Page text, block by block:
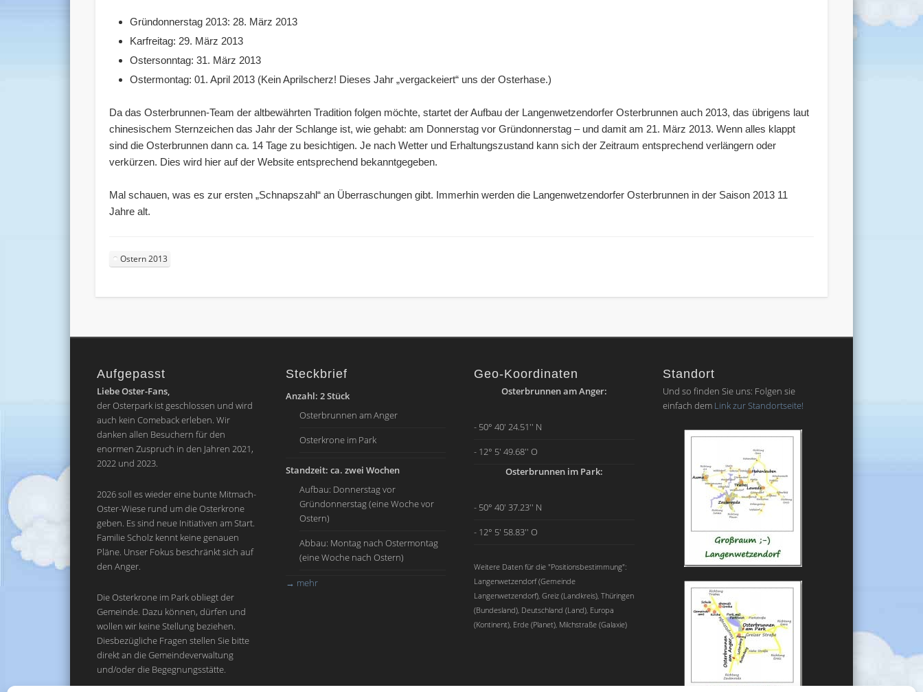
Gründonnerstag 2013: 28. März 2013
Karfreitag: 29. März 2013
Ostersonntag: 31. März 2013
Ostermontag: 01. April 2013 (Kein Aprilscherz! Dieses Jahr „vergackeiert“ uns der Osterhase.)
Da das Osterbrunnen-Team der altbewährten Tradition folgen möchte, startet der Aufbau der Langenwetzendorfer Osterbrunnen auch 2013, das übrigens laut
chinesischem Sternzeichen das Jahr der Schlange ist, wie gehabt: am Donnerstag vor Gründonnerstag – und damit am 21. März 2013. Wenn alles klappt
sind die Osterbrunnen dann ca. 14 Tage zu besichtigen. Je nach Wetter und Erhaltungszustand kann sich der Zeitraum entsprechend verlängern oder
verkürzen. Dies wird hier auf der Website entsprechend bekanntgegeben.
Mal schauen, was es zur ersten „Schnapszahl“ an Überraschungen gibt. Immerhin werden die Langenwetzendorfer Osterbrunnen in der Saison 2013 11
Jahre alt.
Ostern 2013
Aufgepasst
Liebe Oster-Fans,
der Osterpark ist geschlossen und wird
auch kein Comeback erleben. Wir
danken allen Besuchern für den
enormen Zuspruch in den Jahren 2021,
2022 und 2023.
2026 soll es wieder eine bunte Mitmach-
Oster-Wiese rund um die Osterkrone
geben. Es sind neue Initiativen am Start.
Familie Scholz kennt keine genauen
Pläne. Unser Fokus beschränkt sich auf
den Anger.
Die Osterkrone im Park obliegt der
Gemeinde. Dazu können, dürfen und
wollen wir keine Stellung beziehen.
Diesbezügliche Fragen stellen Sie bitte
direkt an die Gemeindeverwaltung
und/oder die Begegnungsstätte.
Steckbrief
Anzahl: 2 Stück
Osterbrunnen am Anger
Osterkrone im Park
Standzeit: ca. zwei Wochen
Aufbau: Donnerstag vor
Gründonnerstag (eine Woche vor
Ostern)
Abbau: Montag nach Ostermontag
(eine Woche nach Ostern)
→ mehr
Geo-Koordinaten
Osterbrunnen am Anger:
- 50° 40' 24.51'' N
- 12° 5' 49.68'' O
Osterbrunnen im Park:
- 50° 40' 37.23'' N
- 12° 5' 58.83'' O
Weitere Daten für die "Positionsbestimmung":
Langenwetzendorf (Gemeinde
Langenwetzendorf), Greiz (Landkreis), Thüringen
(Bundesland), Deutschland (Land), Europa
(Kontinent), Erde (Planet), Milchstraße (Galaxie)
Standort
Und so finden Sie uns: Folgen sie
einfach dem Link zur Standortseite!